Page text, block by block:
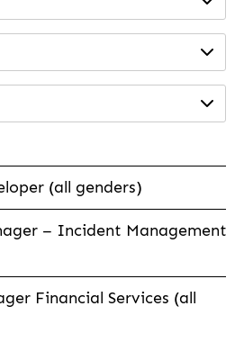
(all genders)
– Incident Management
Financial Services (all